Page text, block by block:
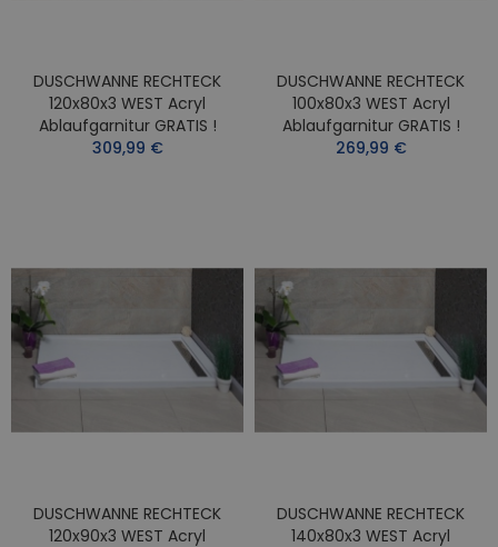
DUSCHWANNE RECHTECK
120x80x3 WEST Acryl
Ablaufgarnitur GRATIS !
309,99 €
DUSCHWANNE RECHTECK
100x80x3 WEST Acryl
Ablaufgarnitur GRATIS !
269,99 €
DUSCHWANNE RECHTECK
120x90x3 WEST Acryl
DUSCHWANNE RECHTECK
140x80x3 WEST Acryl